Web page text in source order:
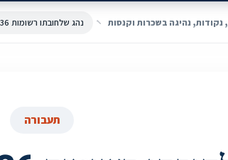
נהיגה בשכרות וקנסות
תעבורה